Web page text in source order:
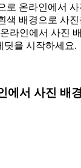
로 온라인에서
색 배경으로 사
온라인에서 사진
딧을 시작하세요.
에서 사진 배